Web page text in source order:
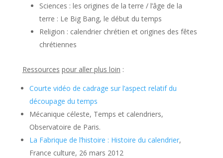
Sciences : les origines de la terre / l’âge de la
terre : Le Big Bang, le début du temps
Religion : calendrier chrétien et origines des fêtes
chrétiennes
Ressources pour aller plus loin :
Courte vidéo de cadrage sur l’aspect relatif du
découpage du temps
Mécanique céleste, Temps et calendriers,
Observatoire de Paris.
La Fabrique de l’histoire : Histoire du calendrier,
France culture, 26 mars 2012